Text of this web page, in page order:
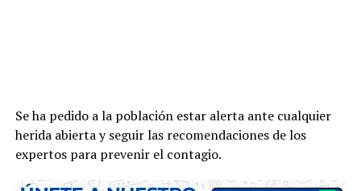
Se ha pedido a la población estar alerta ante cualquier
herida abierta y seguir las recomendaciones de los
expertos para prevenir el contagio.